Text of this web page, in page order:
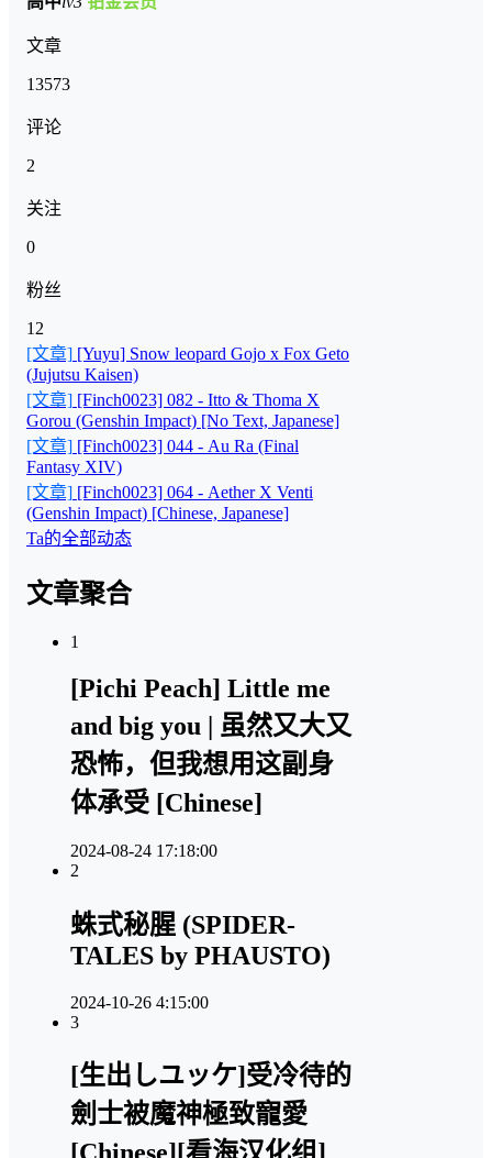
文章
13573
评论
2
关注
0
粉丝
12
[文章] [Yuyu] Snow leopard Gojo x Fox Geto
(Jujutsu Kaisen)
[文章] [Finch0023] 082 - Itto & Thoma X
Gorou (Genshin Impact) [No Text, Japanese]
[文章] [Finch0023] 044 - Au Ra (Final
Fantasy XIV)
[文章] [Finch0023] 064 - Aether X Venti
(Genshin Impact) [Chinese, Japanese]
Ta的全部动态
文章聚合
1
[Pichi Peach] Little me
and big you | 虽然又大又
恐怖，但我想用这副身
体承受 [Chinese]
2024-08-24 17:18:00
2
蛛式秘腥 (SPIDER-
TALES by PHAUSTO)
2024-10-26 4:15:00
3
[生出しユッケ]受冷待的
劍士被魔神極致寵愛